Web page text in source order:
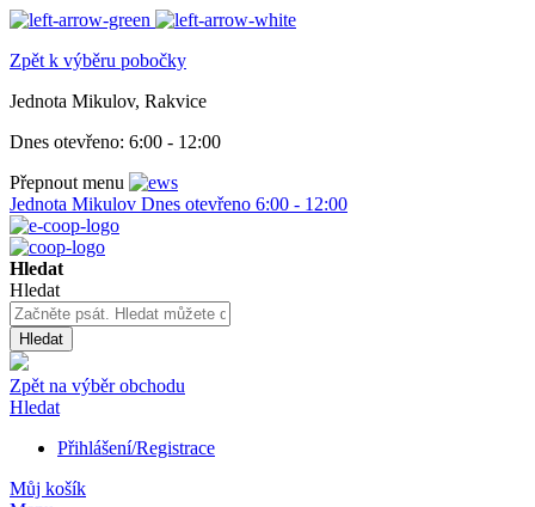
Zpět k výběru pobočky
Jednota Mikulov, Rakvice
Dnes otevřeno: 6:00 - 12:00
Přepnout menu
Jednota Mikulov Dnes otevřeno 6:00 - 12:00
Hledat
Hledat
Hledat
Zpět na výběr obchodu
Hledat
Přihlášení/Registrace
Můj košík